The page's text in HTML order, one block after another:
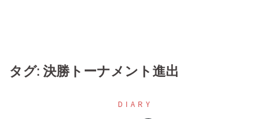
タグ: 決勝トーナメント進出
DIARY